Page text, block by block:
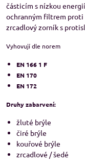
částicím s nízkou
ochranným filtrem proti
zrcadlový zorník s
Vyhovují dle norem
EN 166 1 F
EN 170
EN 172
Druhy zabarvení:
žluté brýle
čiré brýle
kouřové brýle
zrcadlové / šedé